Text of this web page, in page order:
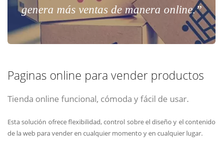
genera más ventas de manera online.”
Paginas online para vender productos
Tienda online funcional, cómoda y fácil de usar.
Esta solución ofrece flexibilidad, control sobre el diseño y el contenido
de la web para vender en cualquier momento y en cualquier lugar.